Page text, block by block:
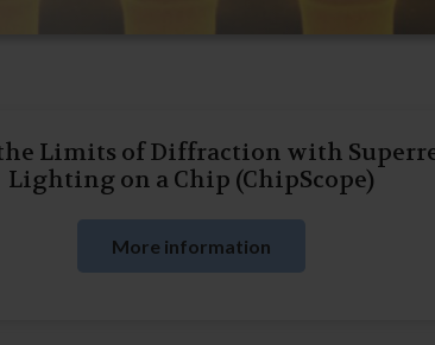
Limits of Diffraction with
Lighting on a Chip (ChipScope)
More information